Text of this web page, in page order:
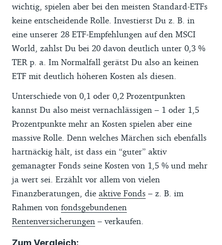
wichtig, spielen aber bei den meisten Standard-ETFs
keine entscheidende Rolle. Investierst Du z. B. in
eine unserer 28 ETF-Empfehlungen auf den MSCI
World, zahlst Du bei 20 davon deutlich unter 0,3 %
TER p. a. Im Normalfall gerätst Du also an keinen
ETF mit deutlich höheren Kosten als diesen.
Unterschiede von 0,1 oder 0,2 Prozentpunkten
kannst Du also meist vernachlässigen – 1 oder 1,5
Prozentpunkte mehr an Kosten spielen aber eine
massive Rolle. Denn welches Märchen sich ebenfalls
hartnäckig hält, ist dass ein “guter” aktiv
gemanagter Fonds seine Kosten von 1,5 % und mehr
ja wert sei. Erzählt vor allem von vielen
Finanzberatungen, die aktive Fonds – z. B. im
Rahmen von fondsgebundenen
Rentenversicherungen – verkaufen.
Zum Vergleich: